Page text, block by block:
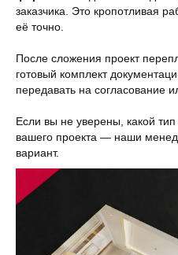
заказчика. Это кропотливая
её точно.
После сложения проект
готовый комплект
передавать на согласование
Если вы не уверены, какой
вашего проекта — наши
вариант.